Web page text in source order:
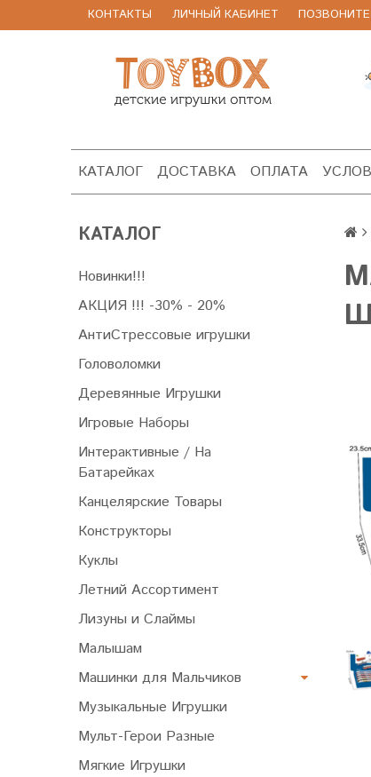
КОНТАКТЫ ЛИЧНЫЙ КАБИНЕТ ПОЗВОНИТЕ
КАТАЛОГ ДОСТАВКА ОПЛАТА
КАТАЛОГ
Новинки!!!
АКЦИЯ !!! -30% - 20%
АнтиСтрессовые игрушки
Головоломки
Деревянные Игрушки
Игровые Наборы
Интерактивные / На
Батарейках
Канцелярские Товары
Конструкторы
Куклы
Летний Ассортимент
Лизуны и Слаймы
Малышам
Машинки для Мальчиков
Музыкальные Игрушки
Мульт-Герои Разные
Мягкие Игрушки